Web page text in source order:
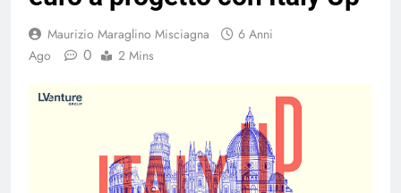
Maurizio Maraglino Misciagna
6 Anni
Ago
0 2 Mins